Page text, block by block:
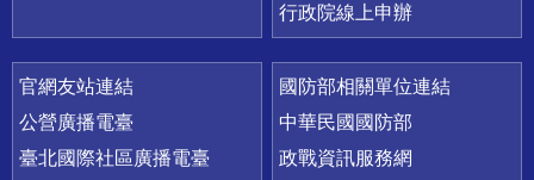
行政院線上申辦
官網友站連結
公營廣播電臺
臺北國際社區廣播電臺
國防部相關單位連結
中華民國國防部
政戰資訊服務網